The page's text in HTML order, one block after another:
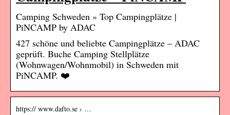
Camping Schweden » Top Campingplätze |
PiNCAMP by ADAC
427 schöne und beliebte Campingplätze – ADAC
geprüft. Buche Camping Stellplätze
(Wohnwagen/Wohnmobil) in Schweden mit
PiNCAMP. ❤️️
https:// www.dafto.se › …